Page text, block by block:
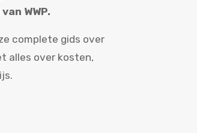
WWP.
complete gids over
alles over kosten,